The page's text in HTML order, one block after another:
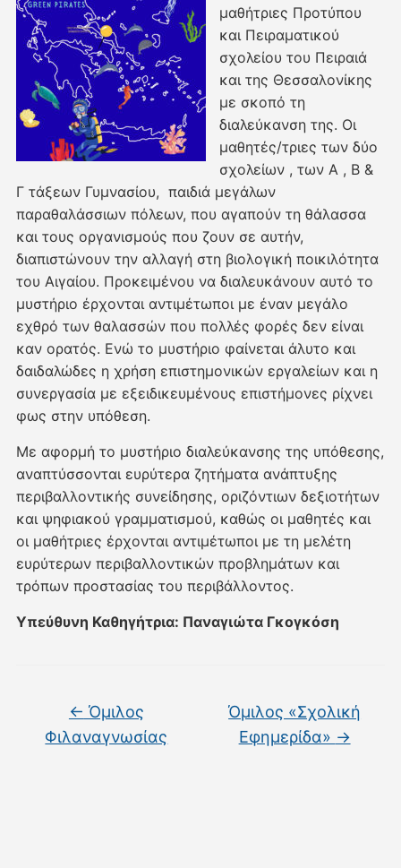
μαθήτριες Προτύπου
και Πειραματικού
σχολείου του Πειραιά
και της Θεσσαλονίκης
με σκοπό τη
διαλεύκανση της. Οι
μαθητές/τριες των δύο
σχολείων , των Α , Β &
Γ τάξεων Γυμνασίου, παιδιά μεγάλων
παραθαλάσσιων πόλεων, που αγαπούν τη θάλασσα
και τους οργανισμούς που ζουν σε αυτήν,
διαπιστώνουν την αλλαγή στη βιολογική ποικιλότητα
του Αιγαίου. Προκειμένου να διαλευκάνουν αυτό το
μυστήριο έρχονται αντιμέτωποι με έναν μεγάλο
εχθρό των θαλασσών που πολλές φορές δεν είναι
καν ορατός. Ενώ το μυστήριο φαίνεται άλυτο και
δαιδαλώδες η χρήση επιστημονικών εργαλείων και η
συνεργασία με εξειδικευμένους επιστήμονες ρίχνει
φως στην υπόθεση.
Με αφορμή το μυστήριο διαλεύκανσης της υπόθεσης,
αναπτύσσονται ευρύτερα ζητήματα ανάπτυξης
περιβαλλοντικής συνείδησης, οριζόντιων δεξιοτήτων
και ψηφιακού γραμματισμού, καθώς οι μαθητές και
οι μαθήτριες έρχονται αντιμέτωποι με τη μελέτη
ευρύτερων περιβαλλοντικών προβλημάτων και
τρόπων προστασίας του περιβάλλοντος.
Υπεύθυνη Καθηγήτρια: Παναγιώτα Γκογκόση
← Όμιλος
Φιλαναγνωσίας
Όμιλος «Σχολική
Εφημερίδα» →